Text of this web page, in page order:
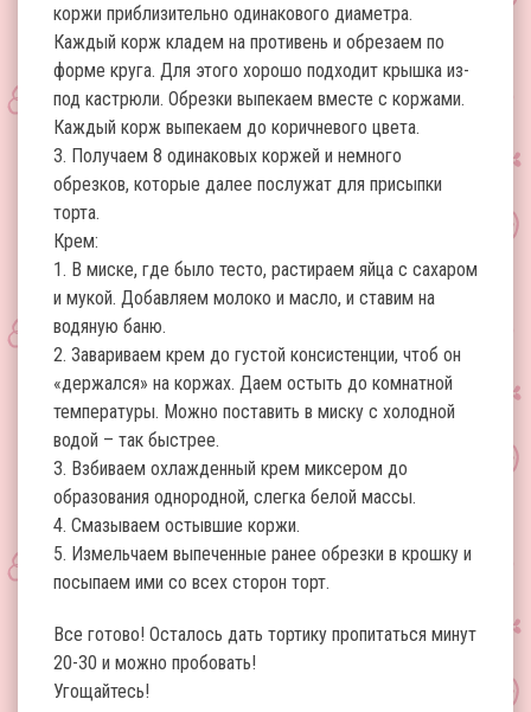
коржи приблизительно одинакового диаметра.
Каждый корж кладем на противень и обрезаем по
форме круга. Для этого хорошо подходит крышка из-
под кастрюли. Обрезки выпекаем вместе с коржами.
Каждый корж выпекаем до коричневого цвета.
3. Получаем 8 одинаковых коржей и немного
обрезков, которые далее послужат для присыпки
торта.
Крем:
1. В миске, где было тесто, растираем яйца с сахаром
и мукой. Добавляем молоко и масло, и ставим на
водяную баню.
2. Завариваем крем до густой консистенции, чтоб он
«держался» на коржах. Даем остыть до комнатной
температуры. Можно поставить в миску с холодной
водой – так быстрее.
3. Взбиваем охлажденный крем миксером до
образования однородной, слегка белой массы.
4. Смазываем остывшие коржи.
5. Измельчаем выпеченные ранее обрезки в крошку и
посыпаем ими со всех сторон торт.
Все готово! Осталось дать тортику пропитаться минут
20-30 и можно пробовать!
Угощайтесь!